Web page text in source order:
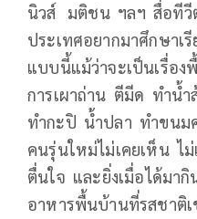
นิวส์ มติชน ฯลฯ สื่อทีวี
ประเทศอยากมาศึกษาเ
แบบนี้แม้ว่าจะเป็นเรื่อ
การเผาถ่าน ตีมีด ทำน้ำ
ทำกะปิ น้ำปลา ทำขนม
คนรุ่นใหม่ไม่เคยเห็น ไ
ตื่นใจ และยิ่งเมื่อได้มา
อาหารพื้นบ้านที่รสชาติ